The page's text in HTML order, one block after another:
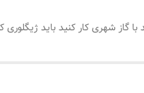
با گاز شهری کار کنید باید